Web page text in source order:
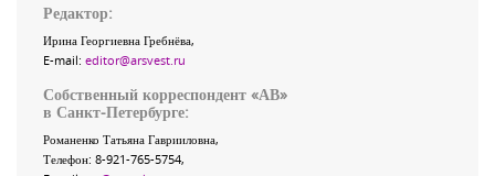
Редактор:
Ирина Георгиевна Гребнёва,
E-mail: editor@arsvest.ru
Собственный корреспондент «АВ»
в Санкт-Петербурге:
Романенко Татьяна Гаврииловна,
Телефон: 8-921-765-5754,